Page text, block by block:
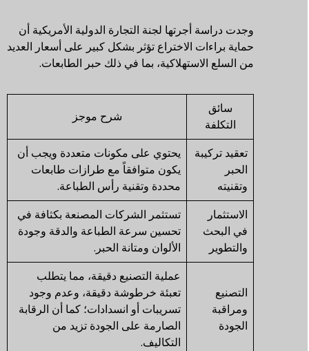
وجدت دراسة أجرتها لجنة التجارة الدولية الأمريكية أن
حماية براءات الاختراع تؤثر بشكل كبير على أسعار العديد
من السلع الاستهلاكية، بما في ذلك حبر الطابعات.
سائق
التكلفة
شرح موجز
تعقيد تركيبة
الحبر
وتقنيته
يحتوي على مكونات متعددة ويجب أن
يكون متوافقاً مع طرازات طابعات
محددة وتقنية رأس الطباعة.
الاستثمار
في البحث
والتطوير
تستثمر الشركات المصنعة بكثافة في
تحسين سرعة الطباعة والدقة وجودة
الألوان ومتانة الحبر.
التصنيع
ومراقبة
الجودة
عملية التصنيع دقيقة، مما يتطلب
تعبئة خرطوشة دقيقة، وعدم وجود
تسريبات أو انسدادات؛ كما أن الرقابة
الصارمة على الجودة تزيد من
التكاليف.